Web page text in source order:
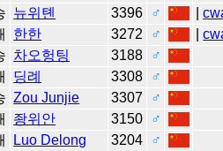
뉴위톈 3396 ♂ |
한한 3272 ♂ |
차오헝팅 3188
♂
딩례 3308
♂
Zou Junjie 3307
♂
좡위안 3150
♂
Luo Delong 3204
♂